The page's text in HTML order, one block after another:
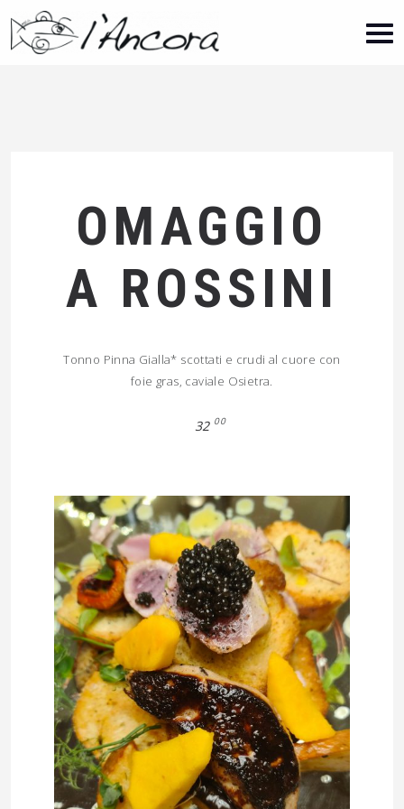
OMAGGIO
A ROSSINI
Tonno Pinna Gialla* scottati e crudi al cuore con
foie gras, caviale Osietra.
32 00